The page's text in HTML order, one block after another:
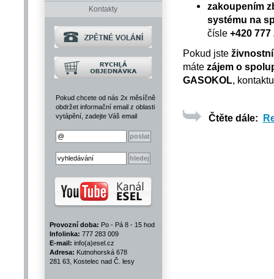
Kontakty
Pokud chcete od nás 2x měsíčně
obdržet informační email z oblasti
vytápění, zadejte Váš email
Provozní doba: Po - Pá 8 - 15 hod
Infolinka: 777 283 009
E-mail: info(a)esel.cz
Adresa: Kutnohorská 678
281 63, Kostelec nad Č. lesy
zakoupením
systému na
čísle +420 777
Pokud jste
máte zájem o
GASOKOL,
Čtěte dále: